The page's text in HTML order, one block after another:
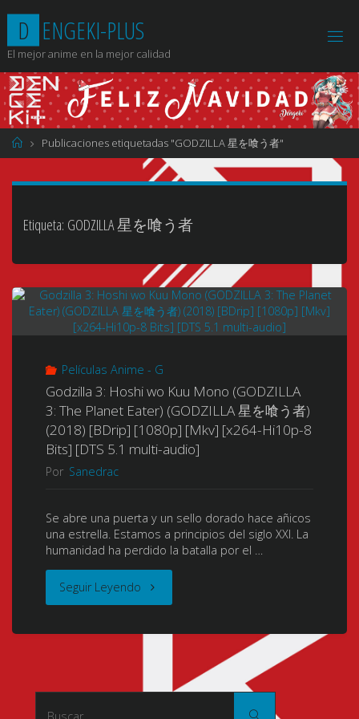
contenido
D ENGEKI-PLUS
El mejor anime en la mejor calidad
Página
de
Publicaciones etiquetadas "GODZILLA 星を喰う者"
Etiqueta: GODZILLA 星を喰う者
Películas Anime - G
Godzilla 3: Hoshi wo Kuu Mono (GODZILLA
3: The Planet Eater) (GODZILLA 星を喰う者)
(2018) [BDrip] [1080p] [Mkv] [x264-Hi10p-8
Bits] [DTS 5.1 multi-audio]
Por Sanedrac
Se abre una puerta y un sello dorado hace añicos
una estrella. Estamos a principios del siglo XXI. La
humanidad ha perdido la batalla por el …
Seguir Leyendo "Godzilla
wo
Buscar